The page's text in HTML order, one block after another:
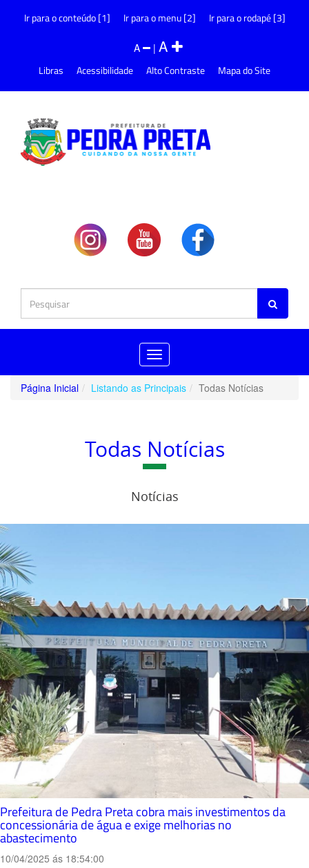
Ir para o conteúdo [1] Ir para o menu [2] Ir para o rodapé [3]
A |A
Libras Acessibilidade Alto Contraste Mapa do Site
Toggle
navigation
Página Inicial
Listando as Principais Todas Notícias
Todas Notícias
Notícias
Prefeitura de Pedra Preta cobra mais investimentos da
concessionária de água e exige melhorias no
abastecimento
10/04/2025 ás 18:54:00